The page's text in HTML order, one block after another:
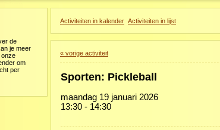
de
je meer
onze
om
per
Activiteiten in kalender Activiteiten in lijst
« vorige activiteit
Sporten: Pickleball
maandag 19 januari 2026
13:30 - 14:30